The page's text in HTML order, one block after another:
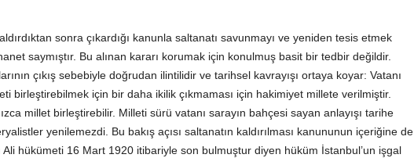
sonra çıkardığı kanunla saltanatı savunmayı ve yeniden tesis etmek
saymıştır. Bu alınan kararı korumak için konulmuş basit bir tedbir değildir.
çıkış sebebiyle doğrudan ilintilidir ve tarihsel kavrayışı ortaya koyar: Vatanı
birleştirebilmek için bir daha ikilik çıkmaması için hakimiyet millete verilmiştir.
millet birleştirebilir. Milleti sürü vatanı sarayın bahçesi sayan anlayışı tarihe
yenilemezdi. Bu bakış açısı saltanatın kaldırılması kanununun içeriğine de
ı Ali hükümeti 16 Mart 1920 itibariyle son bulmuştur diyen hüküm İstanbul’un işgal